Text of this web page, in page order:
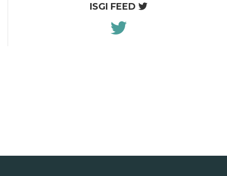
ISGI FEED